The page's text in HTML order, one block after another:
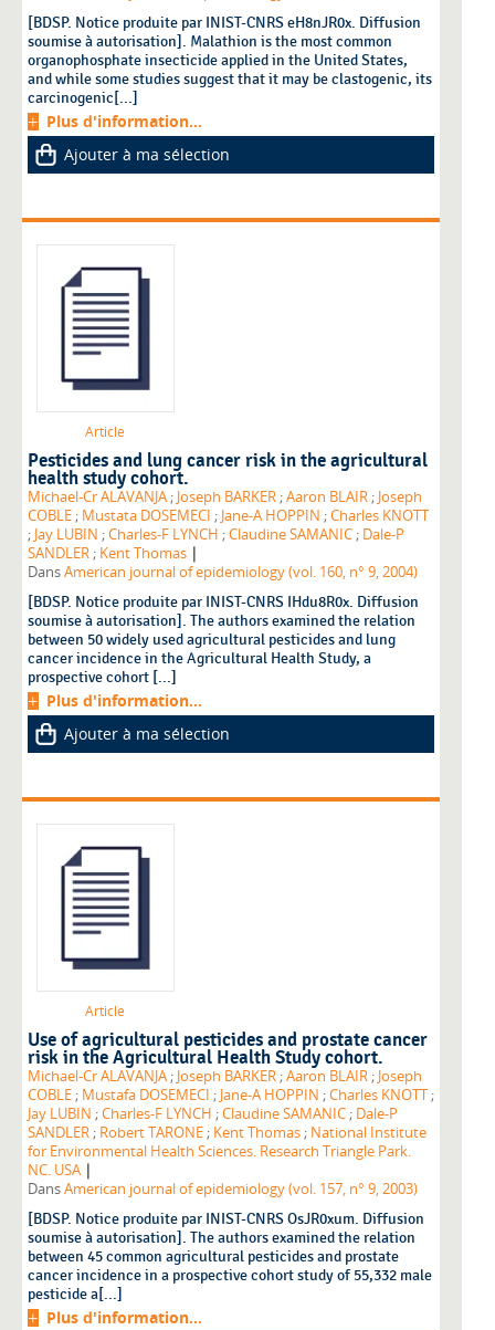
[BDSP. Notice produite par INIST-CNRS eH8nJR0x. Diffusion
soumise à autorisation]. Malathion is the most common
organophosphate insecticide applied in the United States,
and while some studies suggest that it may be clastogenic, its
carcinogenic[...]
Plus d'information...
Ajouter à ma sélection
Article
Pesticides and lung cancer risk in the agricultural
health study cohort.
Michael-Cr ALAVANJA ; Joseph BARKER ;Aaron BLAIR ; Joseph
COBLE ; Mustata DOSEMECI ; Jane-A HOPPIN ;Charles KNOTT
; Jay LUBIN ;Charles-F LYNCH ;Claudine SAMANIC ; Dale-P
SANDLER ; Kent Thomas |
DansAmerican journal of epidemiology (vol. 160, n° 9, 2004)
[BDSP. Notice produite par INIST-CNRS IHdu8R0x. Diffusion
soumise à autorisation]. The authors examined the relation
between 50 widely used agricultural pesticides and lung
cancer incidence in the Agricultural Health Study, a
prospective cohort [...]
Plus d'information...
Ajouter à ma sélection
Article
Use of agricultural pesticides and prostate cancer
risk in the Agricultural Health Study cohort.
Michael-Cr ALAVANJA ; Joseph BARKER ;Aaron BLAIR ; Joseph
COBLE ; Mustafa DOSEMECI ; Jane-A HOPPIN ;Charles KNOTT ;
Jay LUBIN ;Charles-F LYNCH ;Claudine SAMANIC ; Dale-P
SANDLER ; Robert TARONE ; Kent Thomas ; National Institute
for Environmental Health Sciences. Research Triangle Park.
NC. USA |
DansAmerican journal of epidemiology (vol. 157, n° 9, 2003)
[BDSP. Notice produite par INIST-CNRS OsJR0xum. Diffusion
soumise à autorisation]. The authors examined the relation
between 45 common agricultural pesticides and prostate
cancer incidence in a prospective cohort study of 55,332 male
pesticide a[...]
Plus d'information...